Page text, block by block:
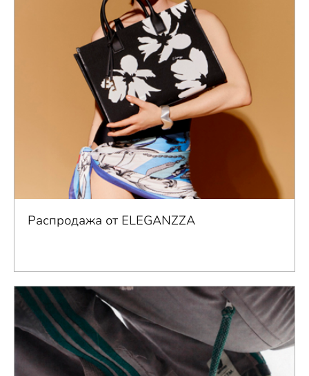
Распродажа от ELEGANZZA